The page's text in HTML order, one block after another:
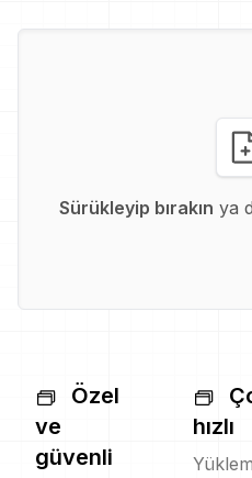
Sürükleyip bırakın ya
Özel
ve
güvenli
hızlı